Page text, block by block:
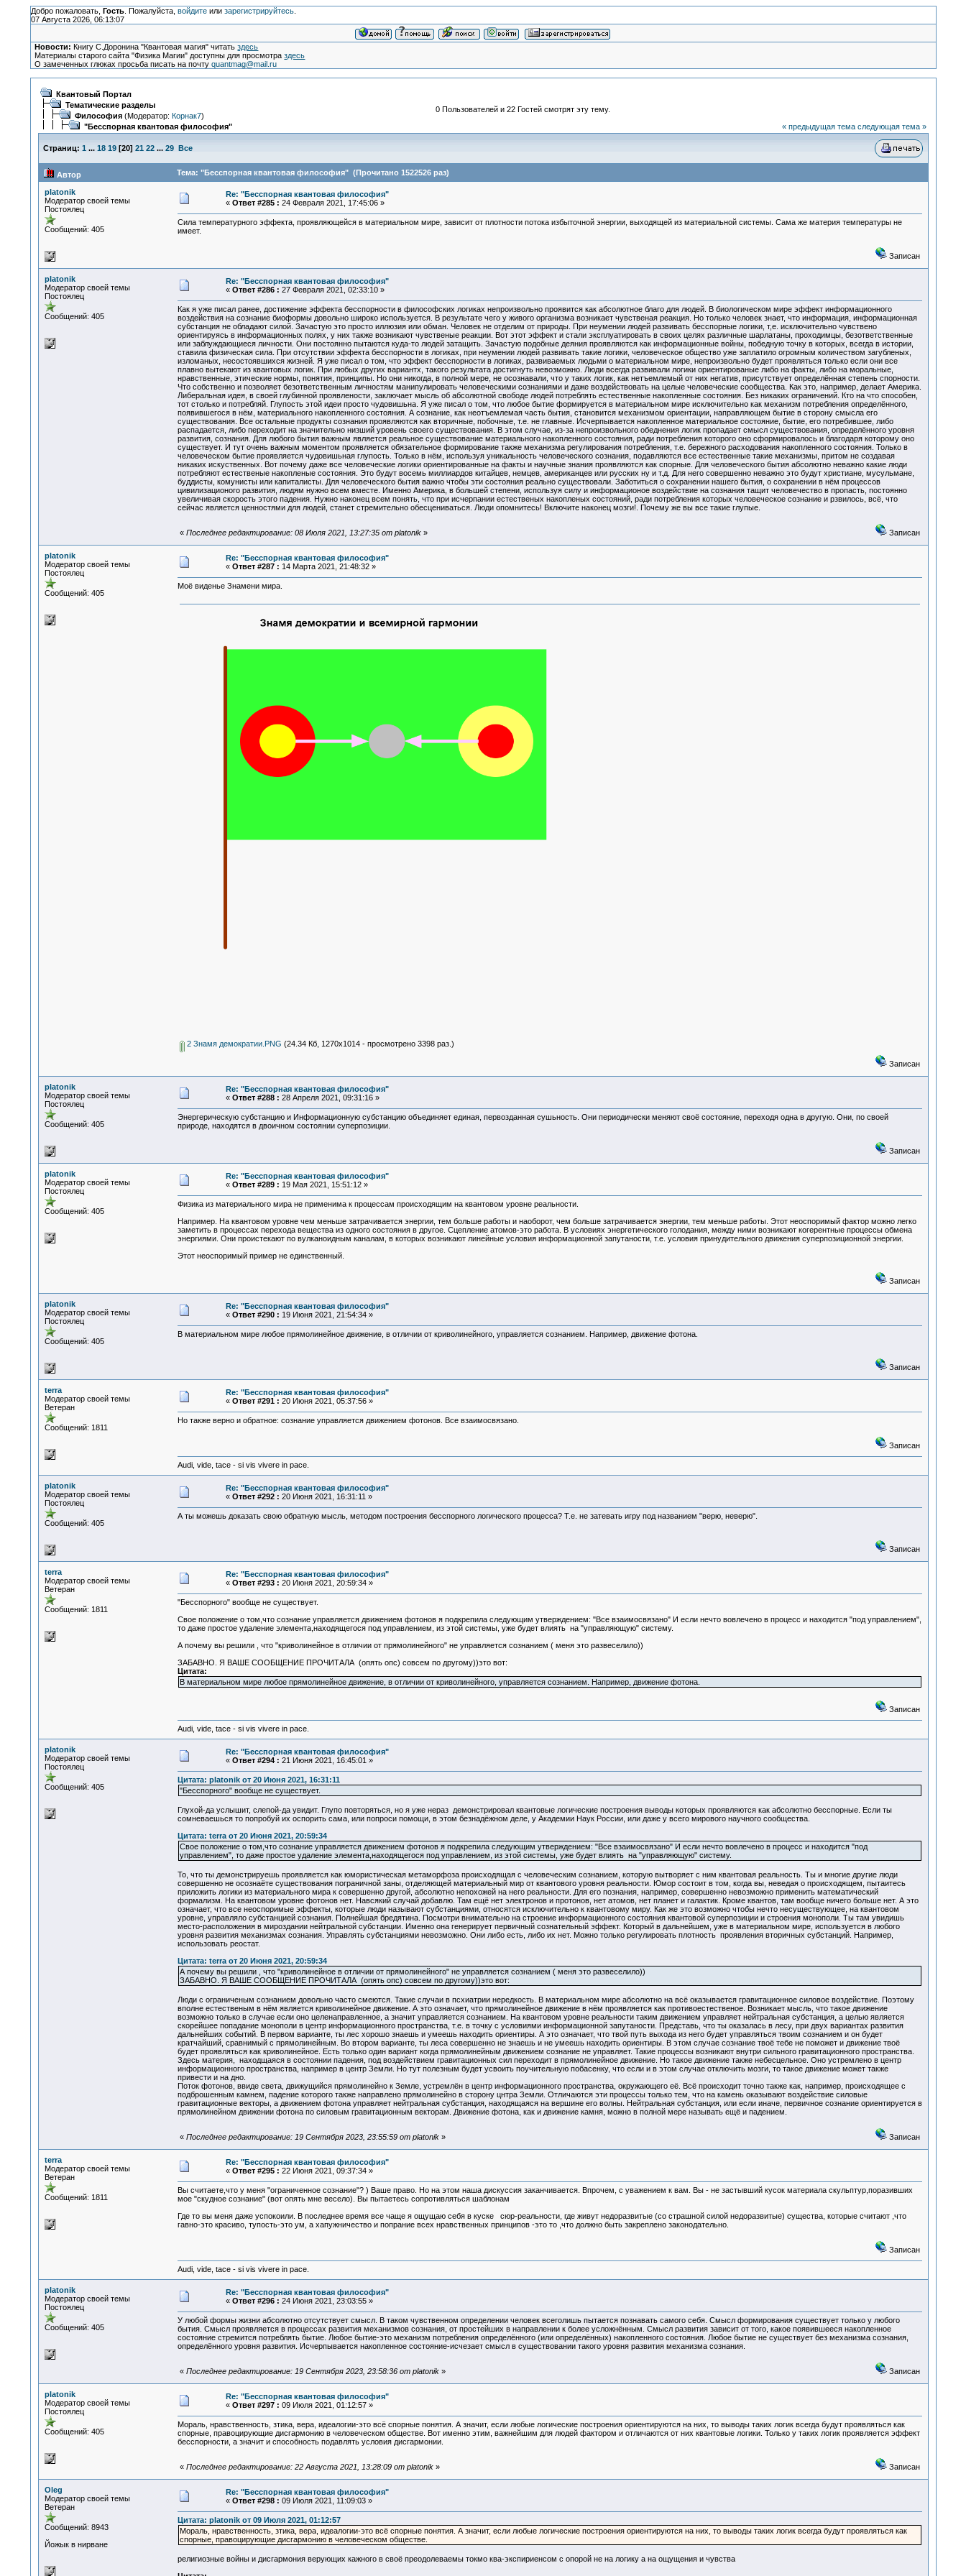
Добро пожаловать, Гость. Пожалуйста, войдитеили зарегистрируйтесь.
07 Августа 2026, 06:13:07
Новости: Книгу С.Доронина "Квантовая магия" читатьздесь
Материалы старого сайта "Физика Магии" доступны для просмотраздесь
О замеченных глюках просьба писать на почтуquantmag@mail.ru
Квантовый Портал
Тематические разделы
Философия(Модератор: Корнак7)
"Бесспорная квантовая философия"
0 Пользователей и 22 Гостей смотрят эту тему.
« предыдущая тема следующая тема »
Страниц: 1 ... 18 19[20] 21 22 ... 29 Все
Автор Тема: "Бесспорная квантовая философия" (Прочитано 1522526 раз)
platonik
Модератор своей темы
Постоялец
Сообщений: 405
Re: "Бесспорная квантовая философия"
« Ответ #285 : 24 Февраля 2021, 17:45:06 »
Сила температурного эффекта, проявляющейся в материальном мире, зависит от плотности потока избыточной энергии, выходящей из материальной системы. Сама же материя температуры не
имеет.
Записан
platonik
Модератор своей темы
Постоялец
Сообщений: 405
Re: "Бесспорная квантовая философия"
« Ответ #286 : 27 Февраля 2021, 02:33:10 »
Как я уже писал ранее, достижение эффекта бесспорности в философских логиках непроизвольно проявится как абсолютное благо для людей. В биологическом мире эффект информационного
воздействия на сознание биоформы довольно широко используется. В результате чего у живого организма возникает чувственая реакция. Но только человек знает, что информация, информационная
субстанция не обладают силой. Зачастую это просто иллюзия или обман. Человек не отделим от природы. При неумении людей развивать бесспорные логики, т,е. исключительно чувствено
ориентируясь в информационных полях, у них также возникают чувственые реакции. Вот этот эффект и стали эксплуатировать в своих целях различные шарлатаны, проходимцы, безответственные
или заблуждающиеся личности. Они постоянно пытаются куда-то людей затащить. Зачастую подобные деяния проявляются как информационные войны, победную точку в которых, всегда в истории,
ставила физическая сила. При отсутствии эффекта бесспорности в логиках, при неумении людей развивать такие логики, человеческое общество уже заплатило огромным количеством загубленых,
изломаных, несостоявшихся жизней. Я уже писал о том, что эффект бесспорности в логиках, развиваемых людьми о материальном мире, непроизвольно будет проявляться только если они все
плавно вытекают из квантовых логик. При любых других вариантх, такого результата достигнуть невозможно. Люди всегда развивали логики ориентированые либо на факты, либо на моральные,
нравственные, этические нормы, понятия, принципы. Но они никогда, в полной мере, не осознавали, что у таких логик, как нетъемлемый от них негатив, присутствует определённая степень спорности.
Что собственно и позволяет безответственным личностям манипулировать человеческими сознаниями и даже воздействовать на целые человеческие сообщества. Как это, например, делает Америка.
Либеральная идея, в своей глубинной проявлености, заключает мысль об абсолютной свободе людей потреблять естественные накопленные состояния. Без никаких ограничений. Кто на что способен,
тот столько и потребляй. Глупость этой идеи просто чудовишьна. Я уже писал о том, что любое бытие формируется в материальном мире исключительно как механизм потребления определённого,
появившегося в нём, материального накопленного состояния. А сознание, как неотъемлемая часть бытия, становится механизмом ориентации, направляющем бытие в сторону смысла его
существования. Все остальные продукты сознания проявляются как вторичные, побочные, т.е. не главные. Исчерпывается накопленное материальное состояние, бытие, его потребившее, либо
распадается, либо переходит на значительно низший уровень своего существования. В этом случае, из-за непроизвольного обеднения логик пропадает смысл существования, определённого уровня
развития, сознания. Для любого бытия важным является реальное существование материального накопленного состояния, ради потребления которого оно сформировалось и благодаря которому оно
существует. И тут очень важным моментом проявляется обязательное формирование также механизма регулирования потребления, т.е. бережного расходования накопленного состояния. Только в
человеческом бытие проявляется чудовишьная глупость. Только в нём, используя уникальность человеческого сознания, подавляются все естественные такие механизмы, притом не создавая
никаких искуственных. Вот почему даже все человеческие логики ориентированные на факты и научные знания проявляются как спорные. Для человеческого бытия абсолютно неважно какие люди
потребляют естественые накопленые состояния. Это будут восемь миллиардов китайцев, немцев, американцев или русских ну и т.д. Для него совершенно неважно это будут христиане, мусульмане,
буддисты, комунисты или капиталисты. Для человеческого бытия важно чтобы эти состояния реально существовали. Заботиться о сохранении нашего бытия, о сохранении в нём процессов
цивилизационого развития, людям нужно всем вместе. Именно Америка, в большей степени, используя силу и информационое воздействие на сознания тащит человечество в пропасть, постоянно
увеличивая скорость этого падения. Нужно наконец всем понять, что при исчерпании естественых накопленых состояний, ради потребления которых человеческое сознание и рзвилось, всё, что
сейчас является ценностями для людей, станет стремительно обесцениваться. Люди опомнитесь! Включите наконец мозги!. Почему же вы все такие глупые.
« Последнее редактирование: 08 Июля 2021, 13:27:35 от platonik» Записан
platonik
Модератор своей темы
Постоялец
Сообщений: 405
Re: "Бесспорная квантовая философия"
« Ответ #287 : 14 Марта 2021, 21:48:32 »
Моё виденье Знамени мира.
2 Знамя демократии.PNG (24.34 Кб, 1270x1014 - просмотрено 3398 раз.)
Записан
platonik
Модератор своей темы
Постоялец
Сообщений: 405
Re: "Бесспорная квантовая философия"
« Ответ #288 : 28 Апреля 2021, 09:31:16 »
Энергерическую субстанцию и Информационную субстанцию объединяет единая, первозданная сушьность. Они периодически меняют своё состояние, переходя одна в другую. Они, по своей
природе, находятся в двоичном состоянии суперпозиции.
Записан
platonik
Модератор своей темы
Постоялец
Сообщений: 405
Re: "Бесспорная квантовая философия"
« Ответ #289 : 19 Мая 2021, 15:51:12 »
Физика из материального мира не применима к процессам происходящим на квантовом уровне реальности.
Например. На квантовом уровне чем меньше затрачивается энергии, тем больше работы и наоборот, чем больше затрачивается энергии, тем меньше работы. Этот неоспоримый фактор можно легко
заметить в процессах перехода вещества из одного состояния в другое. Сцепление атомов-это работа. В условиях энергетического голодания, между ними возникают когерентные процессы обмена
энергиями. Они проистекают по вулканоидным каналам, в которых возникают линейные условия информационной запутаности, т.е. условия принудительного движения суперпозиционной энергии.
Этот неоспоримый пример не единственный.
Записан
platonik
Модератор своей темы
Постоялец
Сообщений: 405
Re: "Бесспорная квантовая философия"
« Ответ #290 : 19 Июня 2021, 21:54:34 »
В материальном мире любое прямолинейное движение, в отличии от криволинейного, управляется сознанием. Например, движение фотона.
Записан
terra
Модератор своей темы
Ветеран
Сообщений: 1811
Re: "Бесспорная квантовая философия"
« Ответ #291 : 20 Июня 2021, 05:37:56 »
Но также верно и обратное: сознание управляется движением фотонов. Все взаимосвязано.
Записан
Audi, vide, tace - si vis vivere in pace.
platonik
Модератор своей темы
Постоялец
Сообщений: 405
Re: "Бесспорная квантовая философия"
« Ответ #292 : 20 Июня 2021, 16:31:11 »
А ты можешь доказать свою обратную мысль, методом построения бесспорного логического процесса? Т.е. не затевать игру под названием "верю, неверю".
Записан
terra
Модератор своей темы
Ветеран
Сообщений: 1811
Re: "Бесспорная квантовая философия"
« Ответ #293 : 20 Июня 2021, 20:59:34 »
"Бесспорного" вообще не существует.
Свое положение о том,что сознание управляется движением фотонов я подкрепила следующим утверждением: "Все взаимосвязано" И если нечто вовлечено в процесс и находится "под управлением",
то даже простое удаление элемента,находящегося под управлением, из этой системы, уже будет влиять на "управляющую" систему.
А почему вы решили , что "криволинейное в отличии от прямолинейного" не управляется сознанием ( меня это развеселило))
ЗАБАВНО. Я ВАШЕ СООБЩЕНИЕ ПРОЧИТАЛА (опять опс) совсем по другому))это вот:
Цитата:
В материальном мире любое прямолинейное движение, в отличии от криволинейного, управляется сознанием. Например, движение фотона.
Записан
Audi, vide, tace - si vis vivere in pace.
platonik
Модератор своей темы
Постоялец
Сообщений: 405
Re: "Бесспорная квантовая философия"
« Ответ #294 : 21 Июня 2021, 16:45:01 »
Цитата: platonik от 20 Июня 2021, 16:31:11
"Бесспорного" вообще не существует.
Глухой-да услышит, слепой-да увидит. Глупо повторяться, но я уже нераз демонстрировал квантовые логические построения выводы которых проявляются как абсолютно бесспорные. Если ты
сомневаешься то попробуй их оспорить сама, или попроси помощи, в этом безнадёжном деле, у Академии Наук России, или даже у всего мирового научного сообщества.
Цитата: terra от 20 Июня 2021, 20:59:34
Свое положение о том,что сознание управляется движением фотонов я подкрепила следующим утверждением: "Все взаимосвязано" И если нечто вовлечено в процесс и находится "под
управлением", то даже простое удаление элемента,находящегося под управлением, из этой системы, уже будет влиять на "управляющую" систему.
То, что ты демонстрируешь проявляется как юмористическая метаморфоза происходящая с человеческим сознанием, которую вытворяет с ним квантовая реальность. Ты и многие другие люди
совершенно не осознаёте существования пограничной заны, отделяющей материальный мир от квантового уровня реальности. Юмор состоит в том, когда вы, неведая о происходящем, пытаитесь
приложить логики из материального мира к совершенно другой, абсолютно непохожей на него реальности. Для его познания, например, совершенно невозможно применить математический
формализм. На квантовом уровне фотонов нет. Навсякий случай добавлю. Там ещё нет электронов и протонов, нет атомов, нет планет и галактик. Кроме квантов, там вообще ничего больше нет. А это
означает, что все неоспоримые эффекты, которые люди называют субстанциями, относятся исключительно к квантовому миру. Как же это возможно чтобы нечто несуществующее, на квантовом
уровне, управляло субстанцией сознания. Полнейшая бредятина. Посмотри внимательно на строение информационного состояния квантовой суперпозиции и строения монополи. Ты там увидишь
место-расположения в мироздании нейтральной субстанции. Именно она генерирует первичный сознательный эффект. Который в дальнейшем, уже в материальном мире, используется в любого
уровня развития механизмах сознания. Управлять субстанциями невозможно. Они либо есть, либо их нет. Можно только регулировать плотность проявления вторичных субстанций. Например,
использовать реостат.
Цитата: terra от 20 Июня 2021, 20:59:34
А почему вы решили , что "криволинейное в отличии от прямолинейного" не управляется сознанием ( меня это развеселило))
ЗАБАВНО. Я ВАШЕ СООБЩЕНИЕ ПРОЧИТАЛА (опять опс) совсем по другому))это вот:
Люди с ограниченым сознанием довольно часто смеются. Такие случаи в псхиатрии нередкость. В материальном мире абсолютно на всё оказывается гравитационное силовое воздействие. Поэтому
вполне естественым в нём является криволинейное движение. А это означает, что прямолинейное движение в нём проявляется как противоестественое. Возникает мысль, что такое движение
возможно только в случае если оно целенаправленное, а значит управляется сознанием. На квантовом уровне реальности таким движением управляет нейтральная субстанция, а целью является
скорейшее попадание монополи в центр информационного пространства, т.е. в точку с условиями информационной запутаности. Представь, что ты оказалась в лесу, при двух вариантах развития
дальнейших событий. В первом варианте, ты лес хорошо знаешь и умеешь находить ориентиры. А это означает, что твой путь выхода из него будет управляться твоим сознанием и он будет
кратчайший, сравнимый с прямолинейным. Во втором варианте, ты леса совершенно не знаешь и не умеешь находить ориентиры. В этом случае сознание твоё тебе не поможет и движение твоё
будет проявляться как криволинейное. Есть только один вариант когда прямолинейным движением сознание не управляет. Такие процессы возникают внутри сильного гравитационного пространства.
Здесь материя, находщаяся в состоянии падения, под воздействием гравитационных сил переходит в прямолинейное движение. Но такое движение также небесцельное. Оно устремлено в центр
информационного пространства, например в центр Земли. Но тут полезным будет усвоить поучительную побасенку, что если и в этом случае отключить мозги, то такое движение может также
привести и на дно.
Поток фотонов, ввиде света, движущийся прямолинейно к Земле, устремлён в центр информационного пространства, окружающего её. Всё происходит точно также как, например, происходящее с
подброшенным камнем, падение которого также направлено прямолинейно в сторону цнтра Земли. Отличаются эти процессы только тем, что на камень оказывают воздействие силовые
гравитационные векторы, а движением фотона управляет нейтральная субстанция, находящаяся на вершине его волны. Нейтральная субстанция, или если иначе, первичное сознание ориентируется в
прямолинейном движении фотона по силовым гравитационным векторам. Движение фотона, как и движение камня, можно в полной мере называть ещё и падением.
« Последнее редактирование: 19 Сентября 2023, 23:55:59 от platonik» Записан
terra
Модератор своей темы
Ветеран
Сообщений: 1811
Re: "Бесспорная квантовая философия"
« Ответ #295 : 22 Июня 2021, 09:37:34 »
Вы считаете,что у меня "ограниченное сознание"? ) Ваше право. Но на этом наша дискуссия заканчивается. Впрочем, с уважением к вам. Вы - не застывший кусок материала скульптур,поразивших
мое "скудное сознание" (вот опять мне весело). Вы пытаетесь сопротивляться шаблонам
Где то вы меня даже успокоили. В последнее время все чаще я ощущаю себя в куске сюр-реальности, где живут недоразвитые (со страшной силой недоразвитые) существа, которые считают ,что
гавно-это красиво, тупость-это ум, а хапужничество и попрание всех нравственных принципов -это то ,что должно быть закреплено законодательно.
Записан
Audi, vide, tace - si vis vivere in pace.
platonik
Модератор своей темы
Постоялец
Сообщений: 405
Re: "Бесспорная квантовая философия"
« Ответ #296 : 24 Июня 2021, 23:03:55 »
У любой формы жизни абсолютно отсутствует смысл. В таком чувственном определении человек всеголишь пытается познавать самого себя. Смысл формирования существует только у любого
бытия. Смысл проявляется в процессах развития механизмов сознания, от простейших в направлении к более усложнённым. Смысл развития зависит от того, какое появившееся накопленное
состояние стремится потреблять бытие. Любое бытие-это механизм потребления определённого (или определённых) накопленного состояния. Любое бытие не существует без механизма сознания,
определённого уровня развития. Исчерпывается накопленное состояние-исчезает смысл в существовании такого уровня развития механизма сознания.
« Последнее редактирование: 19 Сентября 2023, 23:58:36 от platonik» Записан
platonik
Модератор своей темы
Постоялец
Сообщений: 405
Re: "Бесспорная квантовая философия"
« Ответ #297 : 09 Июля 2021, 01:12:57 »
Мораль, нравственность, зтика, вера, идеалогии-это всё спорные понятия. А значит, если любые логические построения ориентируются на них, то выводы таких логик всегда будут проявляться как
спорные, правоцирующие дисгармонию в человеческом обществе. Вот именно этим, важнейшим для людей фактором и отличаются от них квантовые логики. Только у таких логик проявляется эффект
бесспорности, а значит и способность подавлять условия дисгармонии.
« Последнее редактирование: 22 Августа 2021, 13:28:09 от platonik» Записан
Oleg
Модератор своей темы
Ветеран
Сообщений: 8943
Йожык в нирване
Re: "Бесспорная квантовая философия"
« Ответ #298 : 09 Июля 2021, 11:09:03 »
Цитата: platonik от 09 Июля 2021, 01:12:57
Мораль, нравственность, зтика, вера, идеалогии-это всё спорные понятия. А значит, если любые логические построения ориентируются на них, то выводы таких логик всегда будут проявляться как
спорные, правоцирующие дисгармонию в человеческом обществе.
религиозные войны и дисгармония верующих кажного в своё преодолеваемы токмо ква-экспириенсом с опорой не на логику а на ощущения и чувства